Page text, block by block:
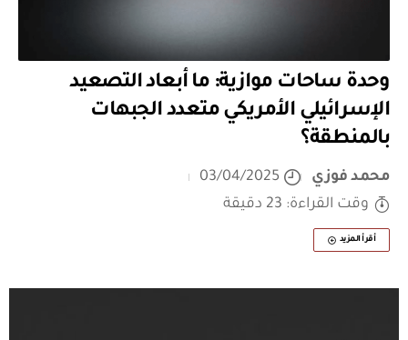
وحدة ساحات موازية: ما أبعاد التصعيد
الإسرائيلي الأمريكي متعدد الجبهات
بالمنطقة؟
محمد فوزي
03/04/2025
وقت القراءة: 23 دقيقة
أقرأ المزيد